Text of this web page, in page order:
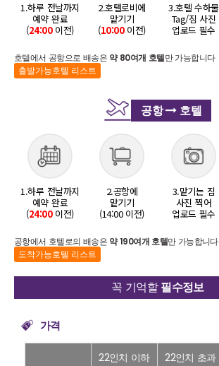
1.하루 전날까지
예약 완료
(24:00이전)
2.호텔로비에
맡기기
(10:00이전)
3.호텔 수하물
Tag/짐 사진
업로드 필수
호텔에서 공항으로 배송은 약 80여개 호텔만 가능합니다
출발가능호텔 리스트
공항 호텔
1.하루 전날까지
예약 완료
(24:00이전)
2.공항에
맡기기
(14:00 이전)
3.맡기는 짐
사진 찍어
업로드 필수
공항에서 호텔로의 배송은 약 190여개 호텔만 가능합니다
도착가능호텔 리스트
꼭 기억할필수정보
가격
22인치 이하 22인치 초과